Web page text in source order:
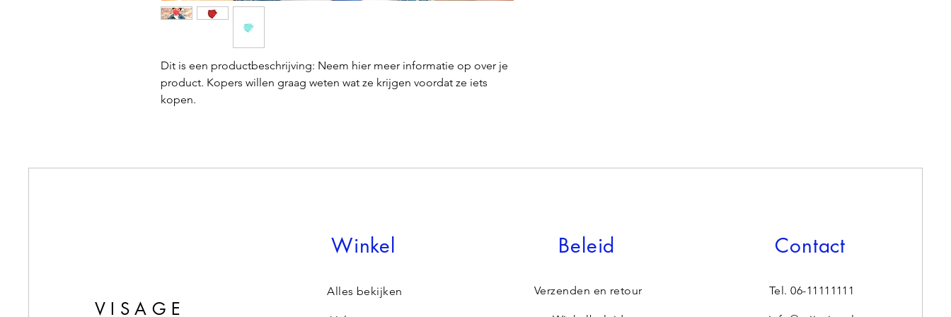
Dit is een productbeschrijving: Neem hier meer informatie op over je
product. Kopers willen graag weten wat ze krijgen voordat ze iets
kopen.
VISAGE
Winkel
Alles bekijken
Beleid
Verzenden en retour
Contact
Tel. 06-11111111